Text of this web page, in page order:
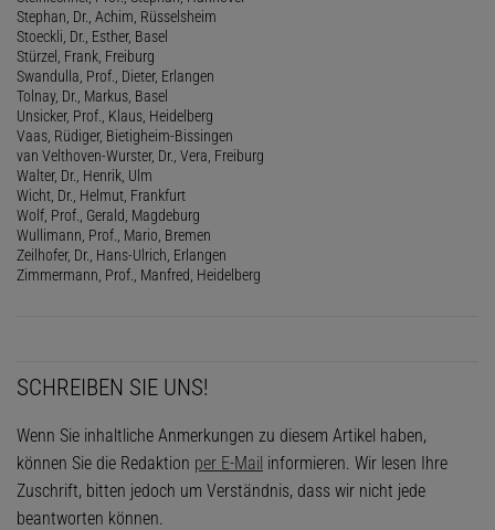
Stephan, Dr., Achim, Rüsselsheim
Stoeckli, Dr., Esther, Basel
Stürzel, Frank, Freiburg
Swandulla, Prof., Dieter, Erlangen
Tolnay, Dr., Markus, Basel
Unsicker, Prof., Klaus, Heidelberg
Vaas, Rüdiger, Bietigheim-Bissingen
van Velthoven-Wurster, Dr., Vera, Freiburg
Walter, Dr., Henrik, Ulm
Wicht, Dr., Helmut, Frankfurt
Wolf, Prof., Gerald, Magdeburg
Wullimann, Prof., Mario, Bremen
Zeilhofer, Dr., Hans-Ulrich, Erlangen
Zimmermann, Prof., Manfred, Heidelberg
SCHREIBEN SIE UNS!
Wenn Sie inhaltliche Anmerkungen zu diesem Artikel haben,
können Sie die Redaktion per E-Mail informieren. Wir lesen Ihre
Zuschrift, bitten jedoch um Verständnis, dass wir nicht jede
beantworten können.